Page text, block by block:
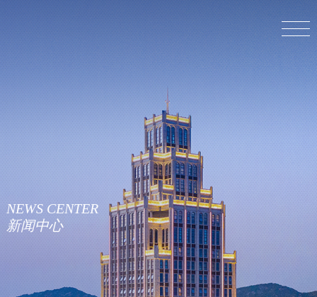
NEWS CENTER
新闻中心